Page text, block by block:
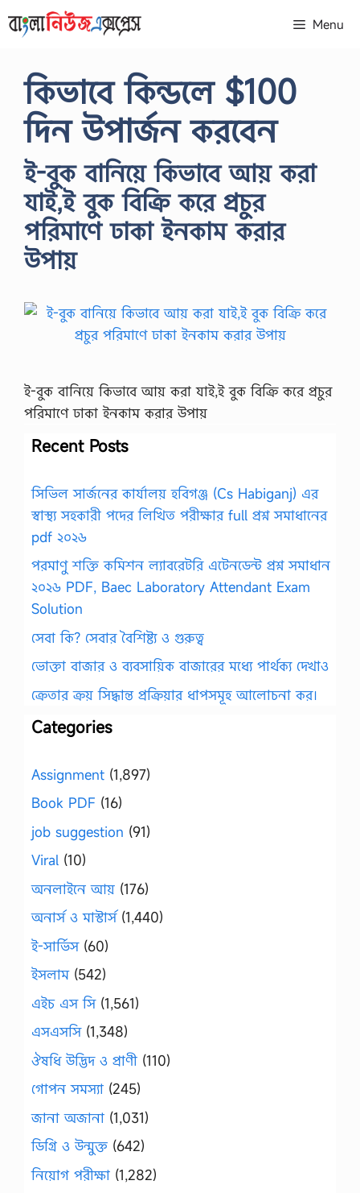
to
Menu
কিভাবে কিন্ডলে $100
দিন উপার্জন করবেন
ই-বুক বানিয়ে কিভাবে আয় করা
যাই,ই বুক বিক্রি করে প্রচুর
পরিমাণে ঢাকা ইনকাম করার
উপায়
ই-বুক বানিয়ে কিভাবে আয় করা যাই,ই বুক বিক্রি করে প্রচুর
পরিমাণে ঢাকা ইনকাম করার উপায়
Recent Posts
সিভিল সার্জনের কার্যালয় হবিগঞ্জ (Cs Habiganj) এর
স্বাস্থ্য সহকারী পদের লিখিত পরীক্ষার full প্রশ্ন সমাধানের
pdf ২০২৬
পরমাণু শক্তি কমিশন ল্যাবরেটরি এটেনডেন্ট প্রশ্ন সমাধান
২০২৬ PDF, Baec Laboratory Attendant Exam
Solution
সেবা কি? সেবার বৈশিষ্ট্য ও গুরুত্ব
ভোক্তা বাজার ও ব্যবসায়িক বাজারের মধ্যে পার্থক্য দেখাও
ক্রেতার ক্রয় সিদ্ধান্ত প্রক্রিয়ার ধাপসমূহ আলোচনা কর।
Categories
Assignment (1,897)
Book PDF (16)
job suggestion (91)
Viral (10)
অনলাইনে আয় (176)
অনার্স ও মাস্টার্স(1,440)
ই-সার্ভিস(60)
ইসলাম(542)
এইচ এস সি(1,561)
এসএসসি(1,348)
ঔষধি উদ্ভিদ ও প্রাণী (110)
গোপন সমস্যা (245)
জানা অজানা (1,031)
ডিগ্রি ও উন্মুক্ত (642)
নিয়োগ পরীক্ষা (1,282)